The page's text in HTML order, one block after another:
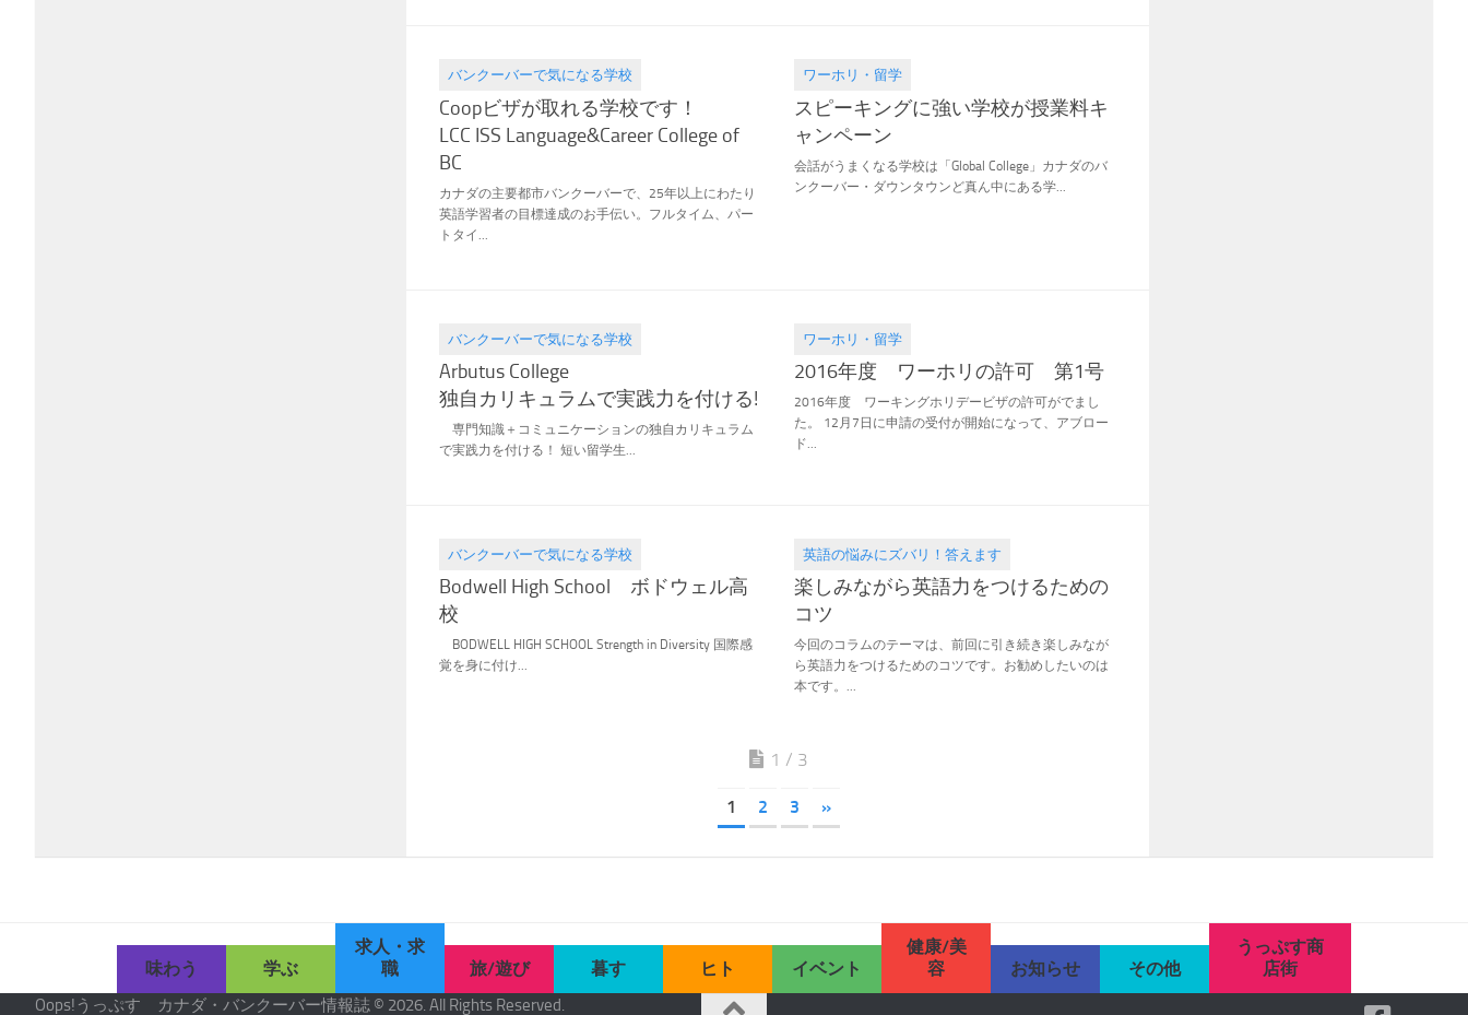
バンクーバーで気になる学校
2016.03.29
Coopビザが取れる学校です！
LCC ISS Language&Career College of
BC
カナダの主要都市バンクーバーで、25年以上にわたり
英語学習者の目標達成のお手伝い。フルタイム、パー
トタイ...
ワーホリ・留学
2016.03.01
スピーキングに強い学校が授業料キ
ャンペーン
会話がうまくなる学校は「Global College」カナダのバ
ンクーバー・ダウンタウンど真ん中にある学...
バンクーバーで気になる学校
2016.02.16
Arbutus College
独自カリキュラムで実践力を付ける!
専門知識＋コミュニケーションの独自カリキュラム
で実践力を付ける！ 短い留学生...
ワーホリ・留学
2016.01.30
2016年度 ワーホリの許可 第1号
2016年度 ワーキングホリデービザの許可がでまし
た。 12月7日に申請の受付が開始になって、アブロー
ド...
バンクーバーで気になる学校
2016.01.19
Bodwell High School ボドウェル高
校
BODWELL HIGH SCHOOL Strength in Diversity 国際感
覚を身に付け...
英語の悩みにズバリ！答えます
2016.01.17
楽しみながら英語力をつけるための
コツ
今回のコラムのテーマは、前回に引き続き楽しみなが
ら英語力をつけるためのコツです。お勧めしたいのは
本です。...
1 / 3
1 2 3 »
味わう 学ぶ
求人・求
職
旅/遊び 暮す ヒト イベント
健康/美
容
お知らせ その他
うっぷす商
店街
Oops!うっぷす カナダ・バンクーバー情報誌 © 2026. All Rights Reserved.